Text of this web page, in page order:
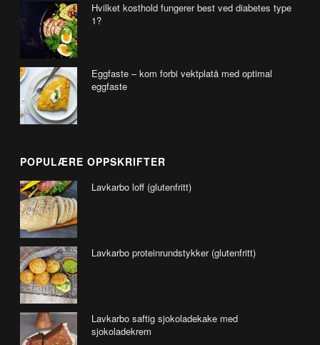
Hvilket kosthold fungerer best ved diabetes type
1?
Eggfaste – kom forbi vektplatå med optimal
eggfaste
POPULÆRE OPPSKRIFTER
Lavkarbo loff (glutenfritt)
Lavkarbo proteinrundstykker (glutenfritt)
Lavkarbo saftig sjokoladekake med
sjokoladekrem